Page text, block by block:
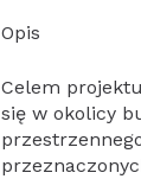
Opis
Celem
się w okolicy